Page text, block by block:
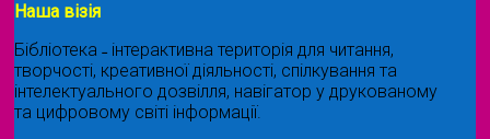
Наша візія
Бібліотека ˗ інтерактивна територія для читання,
творчості, креативної діяльності, спілкування та
інтелектуального дозвілля, навігатор у друкованому
та цифровому світі інформації.